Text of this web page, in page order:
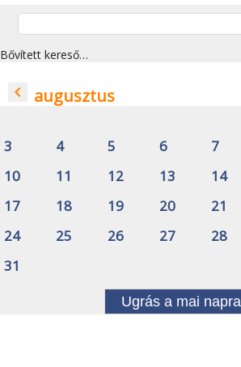
Bővített kereső…
navigate_before augusztus
3
4 5 6 7
10
11 12 13 14
17
18 19 20 21
24
25 26 27 28
31
Ugrás a mai napra